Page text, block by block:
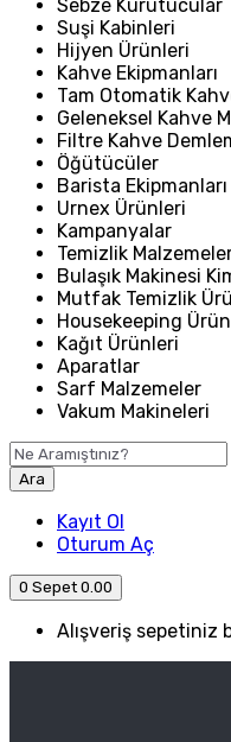
Sebze Kurutucular
Suşi Kabinleri
Hijyen Ürünleri
Kahve Ekipmanları
Tam Otomatik
Geleneksel Kahve
Filtre Kahve
Öğütücüler
Barista Ekipmanları
Urnex Ürünleri
Kampanyalar
Temizlik
Bulaşık Makinesi
Mutfak Temizlik
Housekeeping
Kağıt Ürünleri
Aparatlar
Sarf Malzemeler
Vakum Makineleri
Ara
Kayıt Ol
Oturum Aç
0 Sepet 0.00
Alışveriş sepetiniz